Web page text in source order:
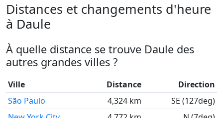
Distances et changements d'heure
à Daule
À quelle distance se trouve Daule des
autres grandes villes ?
Ville Distance
Direction
São Paulo
4,324 km
SE (127deg)